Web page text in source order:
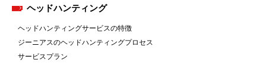
ヘッドハンティング
ヘッドハンティングサービスの特徴
ジーニアスのヘッドハンティングプロセス
サービスプラン